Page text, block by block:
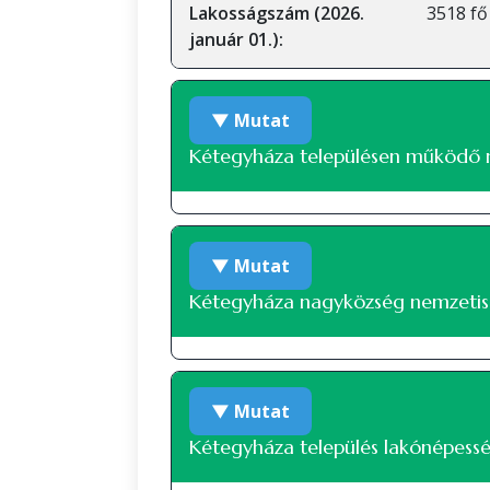
Lakosságszám (2026.
január 01.):
3518 fő
▼ Mutat
Kétegyháza településen
Román nemzetiségi önkormányzat
▼ Mutat
Kétegyháza nagyközség
Nemzetiségi összetétel a 2022-es
A 2022-es népszámlálás
▼ Mutat
Kétegyháza település